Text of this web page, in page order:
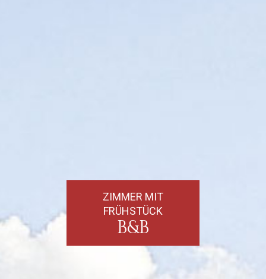
ZIMMER MIT
FRÜHSTÜCK
B&B